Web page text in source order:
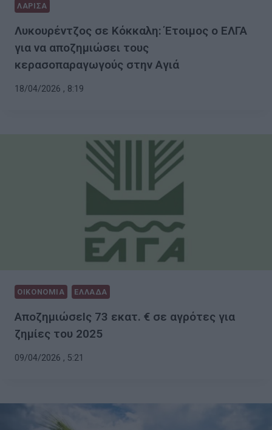
ΛΑΡΙΣΑ
Λυκουρέντζος σε Κόκκαλη: Έτοιμος ο ΕΛΓΑ
για να αποζημιώσει τους
κερασοπαραγωγούς στην Αγιά
18/04/2026 , 8:19
ΟΙΚΟΝΟΜΙΑ ΕΛΛΑΔΑ
ΑποζημιώσεΙς 73 εκατ. € σε αγρότες για
ζημίες του 2025
09/04/2026 , 5:21